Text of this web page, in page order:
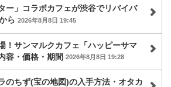
ー」コラボカフェが渋谷でリバイバ
ら 2026年8月8日 19:45
！サンマルクカフェ「ハッピーサマ
容・価格・期間 2026年8月8日 19:28
のちず(宝の地図)の入手方法・オタカ